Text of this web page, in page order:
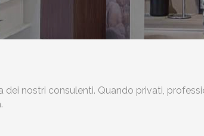
nostri consulenti. Quando privati,